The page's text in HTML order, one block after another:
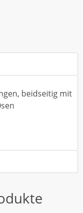
beidseitig mit